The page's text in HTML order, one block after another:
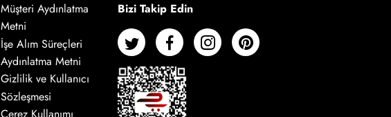
Müşteri Aydınlatma
Metni
İşe Alım Süreçleri
Aydınlatma Metni
Gizlilik ve Kullanıcı
Sözleşmesi
Bizi Takip Edin